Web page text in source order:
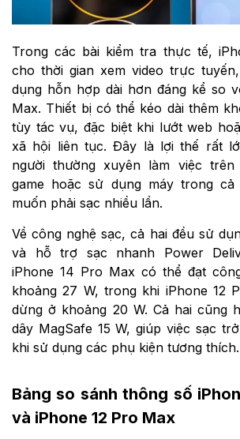
Trong các bài kiểm tra thực tế,
cho thời gian xem video trực
dụng hỗn hợp dài hơn đáng kể so
Max. Thiết bị có thể kéo dài thêm
tùy tác vụ, đặc biệt khi lướt web
xã hội liên tục. Đây là lợi thế rất
người thường xuyên làm việc
game hoặc sử dụng máy trong cả
muốn phải sạc nhiều lần.
Về công nghệ sạc, cả hai đều sử
và hỗ trợ sạc nhanh Power
iPhone 14 Pro Max có thể đạt
khoảng 27 W, trong khi iPhone 12
dừng ở khoảng 20 W. Cả hai cũng
dây MagSafe 15 W, giúp việc sạc
khi sử dụng các phụ kiện tương thích.
Bảng so sánh thông số
và iPhone 12 Pro Max